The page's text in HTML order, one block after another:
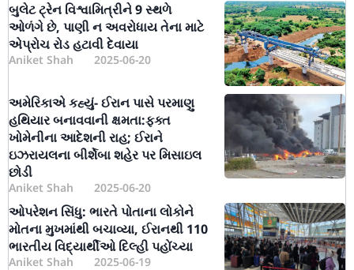
બુલેટ ટ્રેન વિશ્વામિત્રીને 9 સ્થળે
ઓળંગે છે, પાણી ન અવરોધાય તેના માટે
એપ્રોચ રોડ હટાવી દેવાયા
Aniket Shah 2025-06-20
અમેરિકાએ કહ્યું- ઈરાન પાસે પરમાણુ
હથિયાર બનાવવાની ક્ષમતા:ફક્ત
ખોમેનીના આદેશની રાહ; ઈરાને
ઇઝરાયલના બીર્શેબા શહેર પર મિસાઇલ
છોડી
Aniket Shah 2025-06-20
ઓપરેશન સિંધુ: ભારતે પોતાના લોકોને
મોતના મુખમાંથી બચાવ્યા, ઈરાનથી 110
ભારતીય વિદ્યાર્થીઓ દિલ્હી પહોંચ્યા
Aniket Shah 2025-06-19